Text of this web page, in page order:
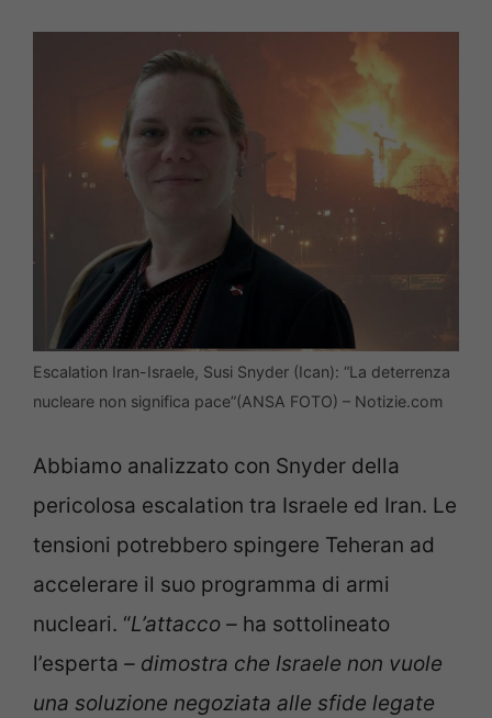
Escalation Iran-Israele, Susi Snyder (Ican): “La deterrenza
nucleare non significa pace”(ANSA FOTO) – Notizie.com
Abbiamo analizzato con Snyder della
pericolosa escalation tra Israele ed Iran. Le
tensioni potrebbero spingere Teheran ad
accelerare il suo programma di armi
nucleari. “L’attacco – ha sottolineato
l’esperta – dimostra che Israele non vuole
una soluzione negoziata alle sfide legate